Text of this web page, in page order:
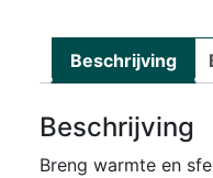
Beschrijving
Beschrijving
Breng warmte en